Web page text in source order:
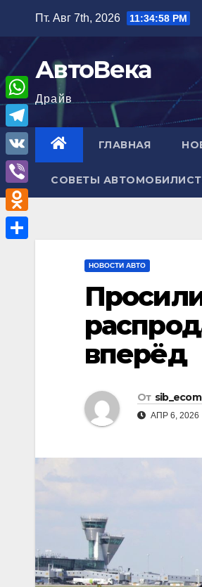
содержимому
Пт. Авг 7th, 2026 11:35:00 PM
АвтоВека
Драйв
ГЛАВНАЯ
СОВЕТЫ
НОВОСТИ АВТО
вперёд
От
АПР 6, 2026
W
h
a
A
T
e
l
e
g
V
K
V
i
b
O